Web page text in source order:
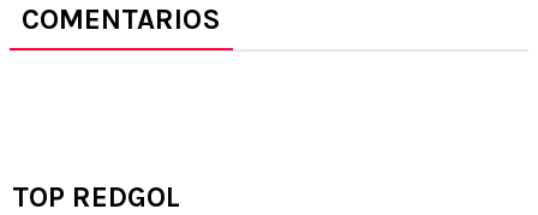
COMENTARIOS
TOP REDGOL